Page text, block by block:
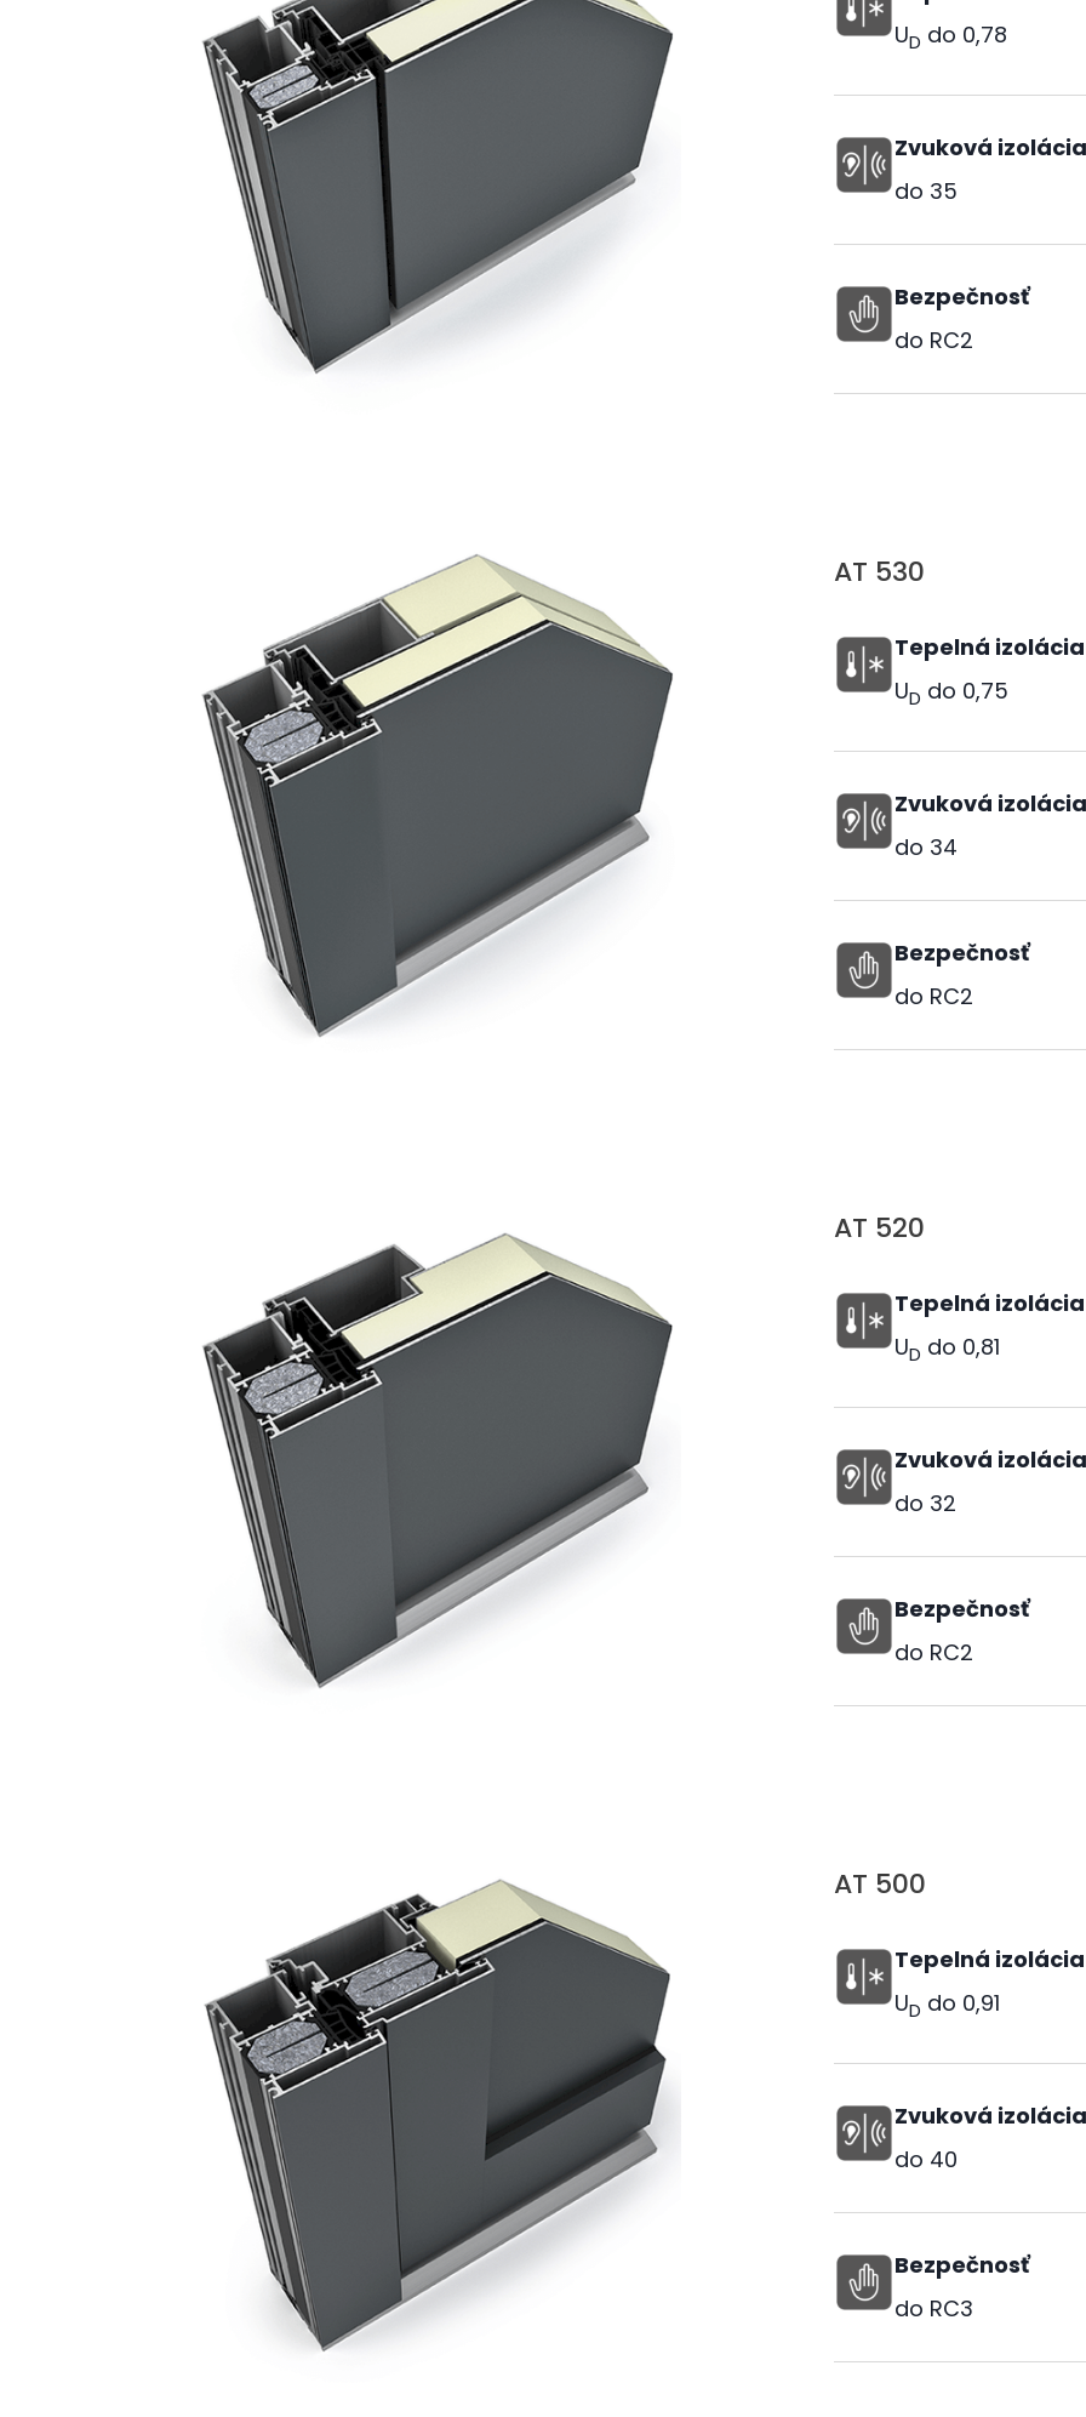
UD do 0,78
Zvuková izolácia
do 35
Bezpečnosť
do RC2
AT 530
Tepelná izolácia
UD do 0,75
Zvuková izolácia
do 34
Bezpečnosť
do RC2
AT 520
Tepelná izolácia
UD do 0,81
Zvuková izolácia
do 32
Bezpečnosť
do RC2
AT 500
Tepelná izolácia
UD do 0,91
Zvuková izolácia
do 40
Bezpečnosť
do RC3